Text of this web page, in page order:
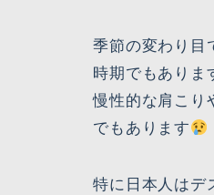
季節の変わり目
時期でもありま
慢性的な肩こり
でもあります
特に日本人はデ